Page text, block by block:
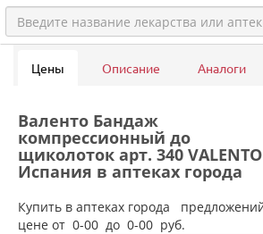
Цены Описание Аналоги
Валенто Бандаж
компрессионный до
щиколоток арт. 340
Испания в аптеках города
Купить в аптеках города
цене от 0-00 до 0-00 руб.